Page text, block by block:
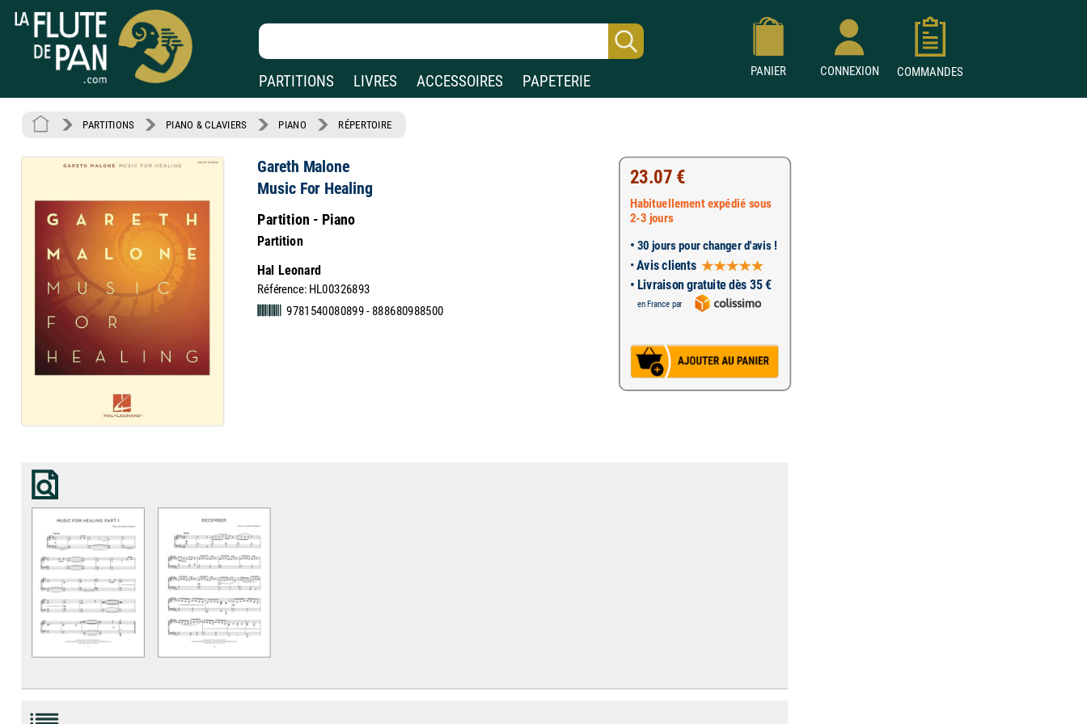
PARTITIONS LIVRES ACCESSOIRES PAPETERIE
PANIER CONNEXION COMMANDES
PARTITIONS PIANO & CLAVIERS PIANO RÉPERTOIRE
Gareth Malone
Music For Healing
Partition - Piano
Partition
Hal Leonard
Référence: HL00326893
9781540080899 - 888680988500
23.07 €
Habituellement expédié sous
2-3 jours
• 30 jours pour changer d'avis !
•Avis clients
• Livraison gratuite dès 35 €
en France par